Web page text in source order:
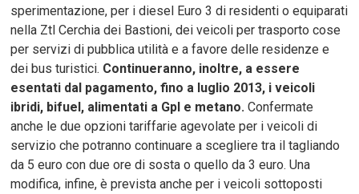
sperimentazione, per i diesel Euro 3 di residenti o equiparati
nella Ztl Cerchia dei Bastioni, dei veicoli per trasporto cose
per servizi di pubblica utilità e a favore delle residenze e
dei bus turistici. Continueranno, inoltre, a essere
esentati dal pagamento, fino a luglio 2013, i veicoli
ibridi, bifuel, alimentati a Gpl e metano.Confermate
anche le due opzioni tariffarie agevolate per i veicoli di
servizio che potranno continuare a scegliere tra il tagliando
da 5 euro con due ore di sosta o quello da 3 euro. Una
modifica, infine, è prevista anche per i veicoli sottoposti